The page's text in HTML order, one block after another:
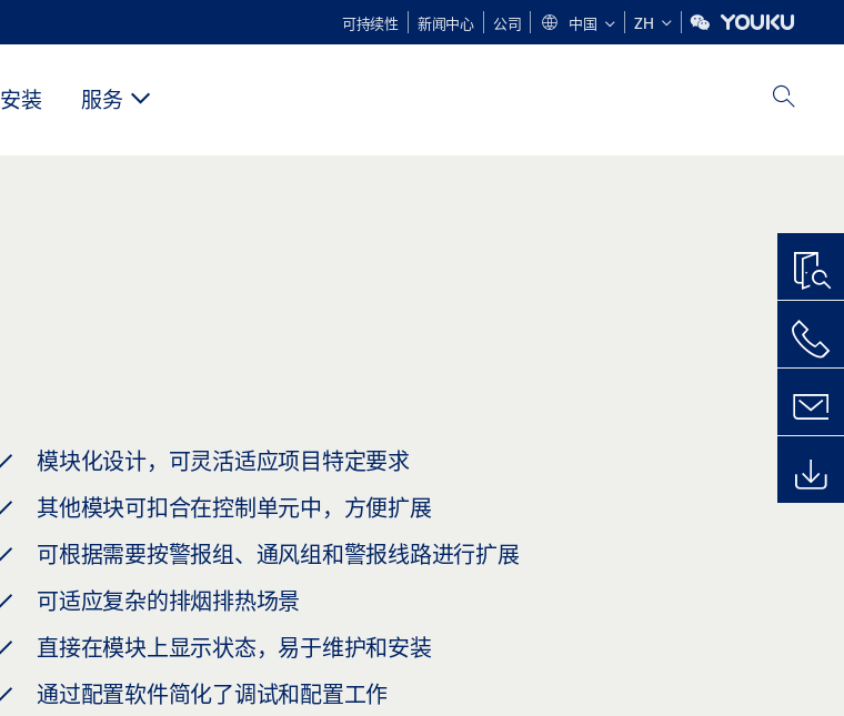
可持续性 新闻中心 公司 中国 ZH
安装 服务
模块化设计，可灵活适应项目特定要求
其他模块可扣合在控制单元中，方便扩展
可根据需要按警报组、通风组和警报线路进行扩展
可适应复杂的排烟排热场景
直接在模块上显示状态，易于维护和安装
通过配置软件简化了调试和配置工作